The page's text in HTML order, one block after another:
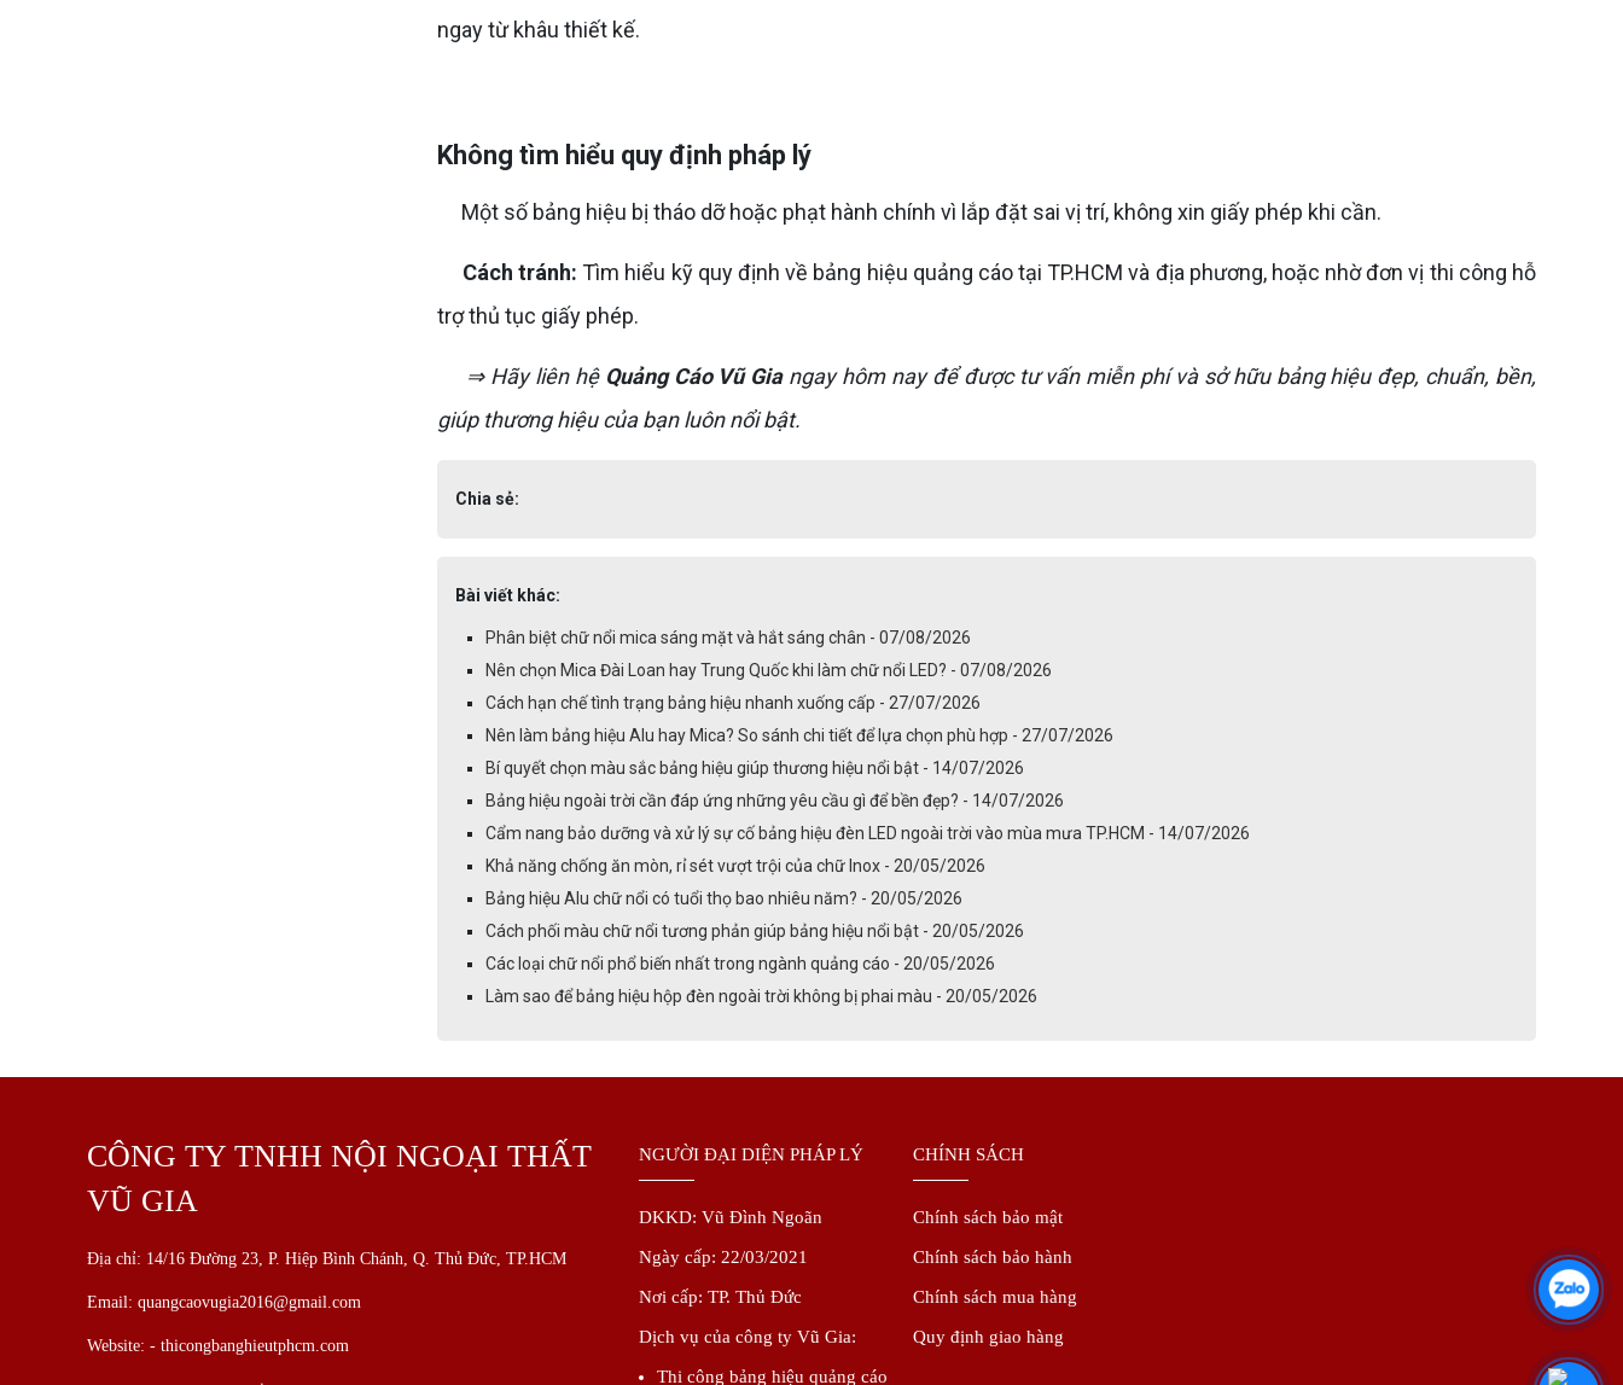
ngay từ khâu thiết kế.
Không tìm hiểu quy định pháp lý
Một số bảng hiệu bị tháo dỡ hoặc phạt hành chính vì lắp đặt sai vị trí, không xin giấy phép khi cần.
Cách tránh: Tìm hiểu kỹ quy định về bảng hiệu quảng cáo tại TP.HCM và địa phương, hoặc nhờ đơn vị thi công hỗ
trợ thủ tục giấy phép.
⇒ Hãy liên hệ Quảng Cáo Vũ Giangay hôm nay để được tư vấn miễn phí và sở hữu bảng hiệu đẹp, chuẩn, bền,
giúp thương hiệu của bạn luôn nổi bật.
Chia sẻ:
Bài viết khác:
Phân biệt chữ nổi mica sáng mặt và hắt sáng chân - 07/08/2026
Nên chọn Mica Đài Loan hay Trung Quốc khi làm chữ nổi LED? - 07/08/2026
Cách hạn chế tình trạng bảng hiệu nhanh xuống cấp - 27/07/2026
Nên làm bảng hiệu Alu hay Mica? So sánh chi tiết để lựa chọn phù hợp - 27/07/2026
Bí quyết chọn màu sắc bảng hiệu giúp thương hiệu nổi bật - 14/07/2026
Bảng hiệu ngoài trời cần đáp ứng những yêu cầu gì để bền đẹp? - 14/07/2026
Cẩm nang bảo dưỡng và xử lý sự cố bảng hiệu đèn LED ngoài trời vào mùa mưa TP.HCM - 14/07/2026
Khả năng chống ăn mòn, rỉ sét vượt trội của chữ Inox - 20/05/2026
Bảng hiệu Alu chữ nổi có tuổi thọ bao nhiêu năm? - 20/05/2026
Cách phối màu chữ nổi tương phản giúp bảng hiệu nổi bật - 20/05/2026
Các loại chữ nổi phổ biến nhất trong ngành quảng cáo - 20/05/2026
Làm sao để bảng hiệu hộp đèn ngoài trời không bị phai màu - 20/05/2026
CÔNG TY TNHH NỘI NGOẠI THẤT
VŨ GIA
Địa chỉ: 14/16 Đường 23, P. Hiệp Bình Chánh, Q. Thủ Đức, TP.HCM
Email: quangcaovugia2016@gmail.com
Website: - thicongbanghieutphcm.com
NGƯỜI ĐẠI DIỆN PHÁP LÝ
DKKD: Vũ Đình Ngoãn
Ngày cấp: 22/03/2021
Nơi cấp: TP. Thủ Đức
Dịch vụ của công ty Vũ Gia:
Thi công bảng hiệu quảng cáo
CHÍNH SÁCH
Chính sách bảo mật
Chính sách bảo hành
Chính sách mua hàng
Quy định giao hàng